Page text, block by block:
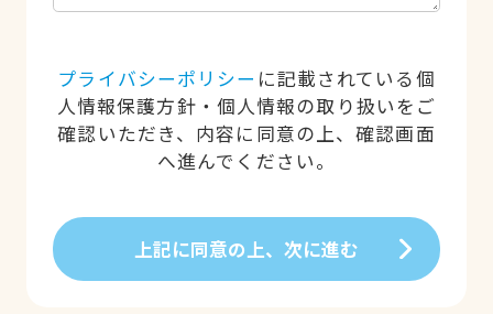
プライバシーポリシー に記載されている個
人情報保護方針・個人情報の取り扱いをご
確認いただき、内容に同意の上、確認画面
へ進んでください。
上記に同意の上、次に進む